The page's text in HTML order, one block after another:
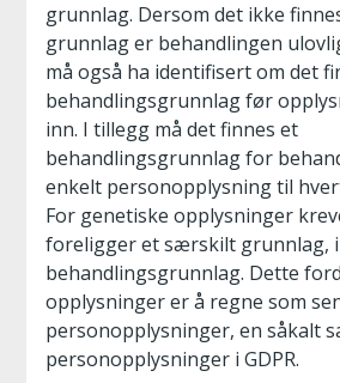
grunnlag. Dersom det ikke
grunnlag er behandlingen
må også ha identifisert om det
behandlingsgrunnlag før
inn. I tillegg må det finnes et
behandlingsgrunnlag for
enkelt personopplysning til
For genetiske opplysninger
foreligger et særskilt grunnlag,
behandlingsgrunnlag. Dette
opplysninger er å regne som
personopplysninger, en såkalt
personopplysninger i GDPR.